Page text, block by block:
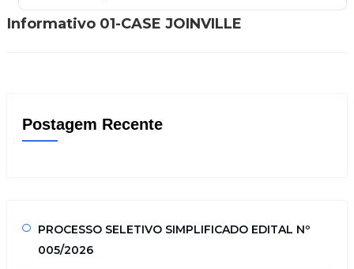
Informativo 01-CASE JOINVILLE
Postagem Recente
PROCESSO SELETIVO SIMPLIFICADO EDITAL Nº
005/2026